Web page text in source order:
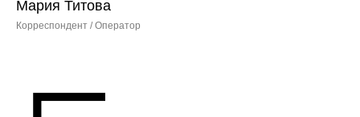
Мария Титова
Корреспондент / Оператор